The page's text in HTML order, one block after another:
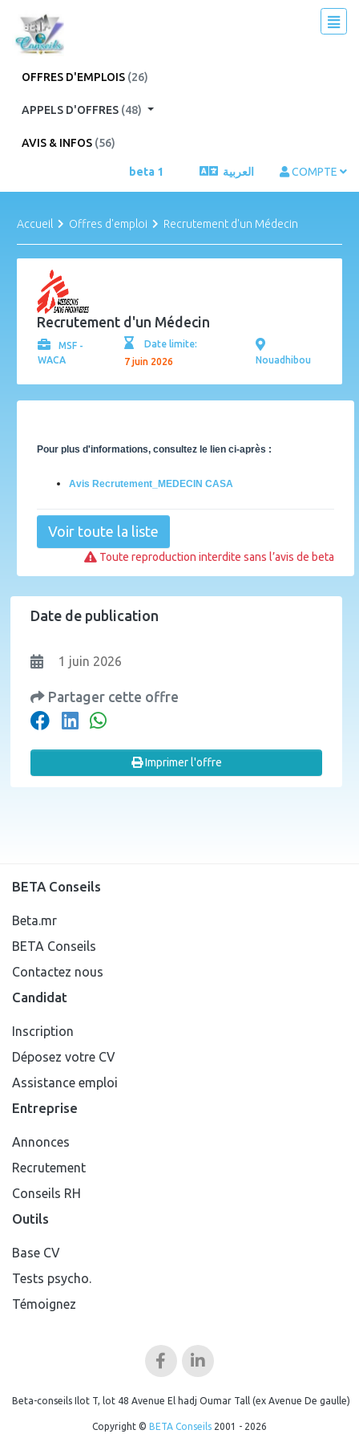
OFFRES D'EMPLOIS (26)
APPELS D'OFFRES (48)
AVIS & INFOS (56)
beta 1 العربية COMPTE
Accueil Offres d'emploi Recrutement d'un Médecin
Recrutement d'un Médecin
MSF -
WACA
Date limite:
7 juin 2026
Nouadhibou
Pour plus d'informations, consultez le lien ci-après :
Avis Recrutement_MEDECIN CASA
Voir toute la liste
Toute reproduction interdite sans l’avis de beta
Date de publication
1 juin 2026
Partager cette offre
Imprimer l'offre
BETA Conseils
Beta.mr
BETA Conseils
Contactez nous
Candidat
Inscription
Déposez votre CV
Assistance emploi
Entreprise
Annonces
Recrutement
Conseils RH
Outils
Base CV
Tests psycho.
Témoignez
Beta-conseils Ilot T, lot 48 Avenue El hadj Oumar Tall (ex Avenue De gaulle)
Copyright © BETA Conseils 2001 - 2026